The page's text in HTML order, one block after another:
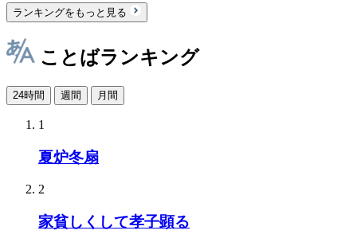
ランキングをもっと見る
ことばランキング
24時間 週間 月間
1
夏炉冬扇
2
家貧しくして孝子顕る